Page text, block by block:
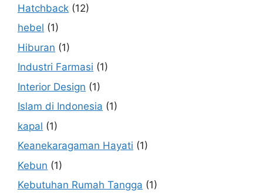
Hatchback (12)
hebel (1)
Hiburan (1)
Industri Farmasi (1)
Interior Design (1)
Islam di Indonesia (1)
kapal (1)
Keanekaragaman Hayati (1)
Kebun (1)
Kebutuhan Rumah Tangga (1)